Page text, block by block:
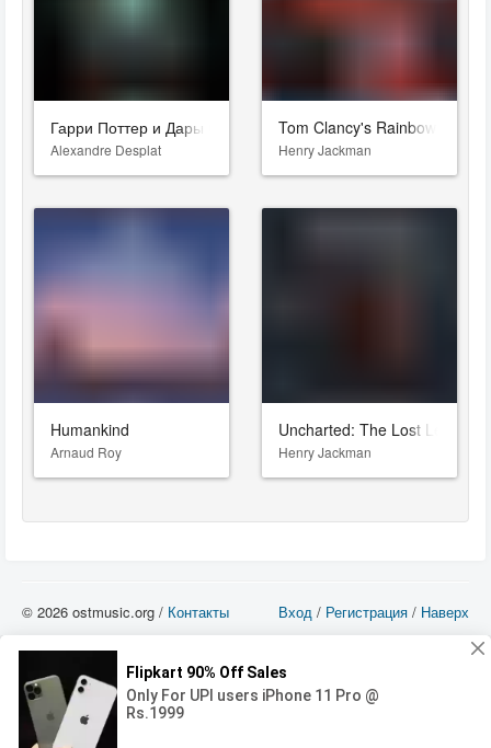
Гарри Поттер и Дары Смерти: Часть II
Alexandre Desplat
Tom Clancy's Rainbow Six:
Henry Jackman
Humankind
Arnaud Roy
Uncharted: The Lost Legacy
Henry Jackman
Вход / Регистрация / Наверх
© 2026 ostmusic.org / Контакты
можете использовать такие материалы только в том в случае, если
использование производится с ознакомительными целями - для прочих целей
вы должны приобрести лицензионную запись.